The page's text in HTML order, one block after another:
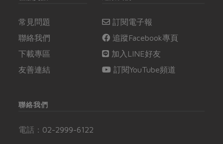
常見問題
聯絡我們
下載專區
友善連結
訂閱電子報
追蹤Facebook專頁
加入LINE好友
訂閱YouTube頻道
聯絡我們
電話： 02-2999-6122